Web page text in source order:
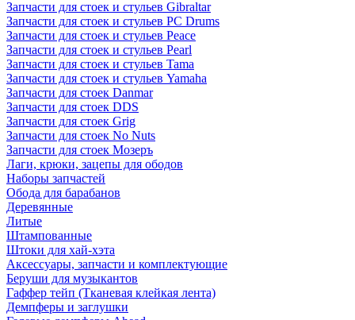
Запчасти для стоек и стульев Gibraltar
Запчасти для стоек и стульев PC Drums
Запчасти для стоек и стульев Peace
Запчасти для стоек и стульев Pearl
Запчасти для стоек и стульев Tama
Запчасти для стоек и стульев Yamaha
Запчасти для стоек Danmar
Запчасти для стоек DDS
Запчасти для стоек Grig
Запчасти для стоек No Nuts
Запчасти для стоек Мозеръ
Лаги, крюки, зацепы для ободов
Наборы запчастей
Обода для барабанов
Деревянные
Литые
Штампованные
Штоки для хай-хэта
Аксессуары, запчасти и комплектующие
Беруши для музыкантов
Гаффер тейп (Тканевая клейкая лента)
Демпферы и заглушки